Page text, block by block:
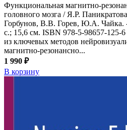
Функциональная магнитно-
головного мозга / Я.Р.
Горбунов, В.В. Горев, Ю.А. Чайка.
с.; 15,6 см. ISBN 978-5-98657-125-
из ключевых методов
магнитно-резонансно...
1 990 ₽
В корзину